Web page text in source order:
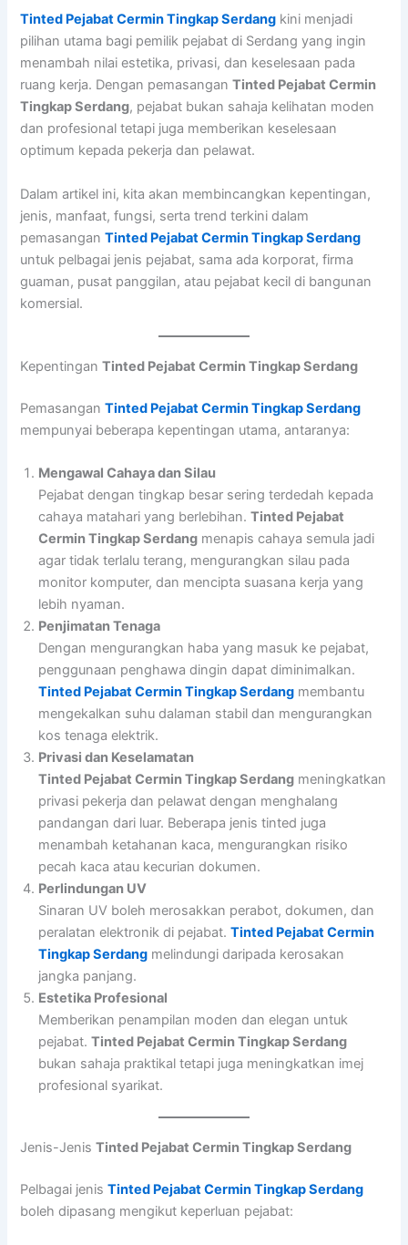
Tinted Pejabat Cermin Tingkap Serdang kini menjadi
pilihan utama bagi pemilik pejabat di Serdang yang ingin
menambah nilai estetika, privasi, dan keselesaan pada
ruang kerja. Dengan pemasanganTinted Pejabat Cermin
Tingkap Serdang, pejabat bukan sahaja kelihatan moden
dan profesional tetapi juga memberikan keselesaan
optimum kepada pekerja dan pelawat.
Dalam artikel ini, kita akan membincangkan kepentingan,
jenis, manfaat, fungsi, serta trend terkini dalam
pemasanganTinted Pejabat Cermin Tingkap Serdang
untuk pelbagai jenis pejabat, sama ada korporat, firma
guaman, pusat panggilan, atau pejabat kecil di bangunan
komersial.
KepentinganTinted Pejabat Cermin Tingkap Serdang
PemasanganTinted Pejabat Cermin Tingkap Serdang
mempunyai beberapa kepentingan utama, antaranya:
Mengawal Cahaya dan Silau
Pejabat dengan tingkap besar sering terdedah kepada
cahaya matahari yang berlebihan.Tinted Pejabat
Cermin Tingkap Serdang menapis cahaya semula jadi
agar tidak terlalu terang, mengurangkan silau pada
monitor komputer, dan mencipta suasana kerja yang
lebih nyaman.
Penjimatan Tenaga
Dengan mengurangkan haba yang masuk ke pejabat,
penggunaan penghawa dingin dapat diminimalkan.
Tinted Pejabat Cermin Tingkap Serdang membantu
mengekalkan suhu dalaman stabil dan mengurangkan
kos tenaga elektrik.
Privasi dan Keselamatan
Tinted Pejabat Cermin Tingkap Serdang meningkatkan
privasi pekerja dan pelawat dengan menghalang
pandangan dari luar. Beberapa jenis tinted juga
menambah ketahanan kaca, mengurangkan risiko
pecah kaca atau kecurian dokumen.
Perlindungan UV
Sinaran UV boleh merosakkan perabot, dokumen, dan
peralatan elektronik di pejabat.Tinted Pejabat Cermin
Tingkap Serdang melindungi daripada kerosakan
jangka panjang.
Estetika Profesional
Memberikan penampilan moden dan elegan untuk
pejabat.Tinted Pejabat Cermin Tingkap Serdang
bukan sahaja praktikal tetapi juga meningkatkan imej
profesional syarikat.
Jenis-JenisTinted Pejabat Cermin Tingkap Serdang
Pelbagai jenisTinted Pejabat Cermin Tingkap Serdang
boleh dipasang mengikut keperluan pejabat: